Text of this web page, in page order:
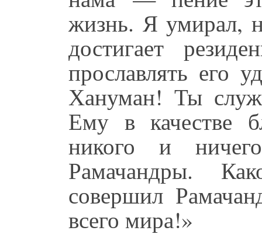
жизнь. Я умирал,
достигает
прославлять его
Хануман! Ты
Ему в качестве
никого и
Рамачандры.
совершил
всего мира!»